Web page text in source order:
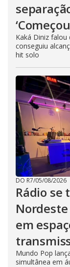
Kaká Diniz
conseguiu
hit solo
DO R7/05/08/2026
Rádio se
em
Mundo Pop
simultânea em